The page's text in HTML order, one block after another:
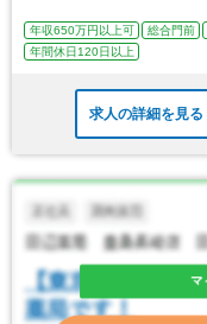
年収650万円以上可 総合門前
年間休日120日以上
求人の詳細を見る